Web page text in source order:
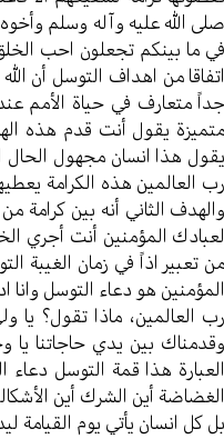
صلى الله عليه وآله وسلم
في ما بينكم تجعلون احب
اتفاقا من اهداف التوسل أن
جداً متعارف في حياة الأمم
متميزة يقول أنت قدم هذه
يقول هذا انسان مجهول الحال
رب العالمين هذه الكرامة
والهدف الثاني أنه بين كرامة
لعبادك المؤمنين أنت أجري
من تعبير اذاً في زمان الغيبة
المؤمنين هو دعاء التوسل
رب العالمين، ماذا تقول؟ يا
وقدمناك بين يدي حاجاتنا يا
العبارة هذا قمة التوسل
الغضاضة أين الشرك أين
بل كل انسان يأتي يوم